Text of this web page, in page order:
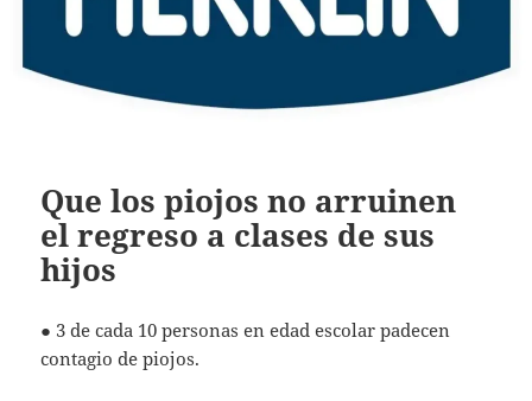
Que los piojos no arruinen
el regreso a clases de sus
hijos
● 3 de cada 10 personas en edad escolar padecen
contagio de piojos.